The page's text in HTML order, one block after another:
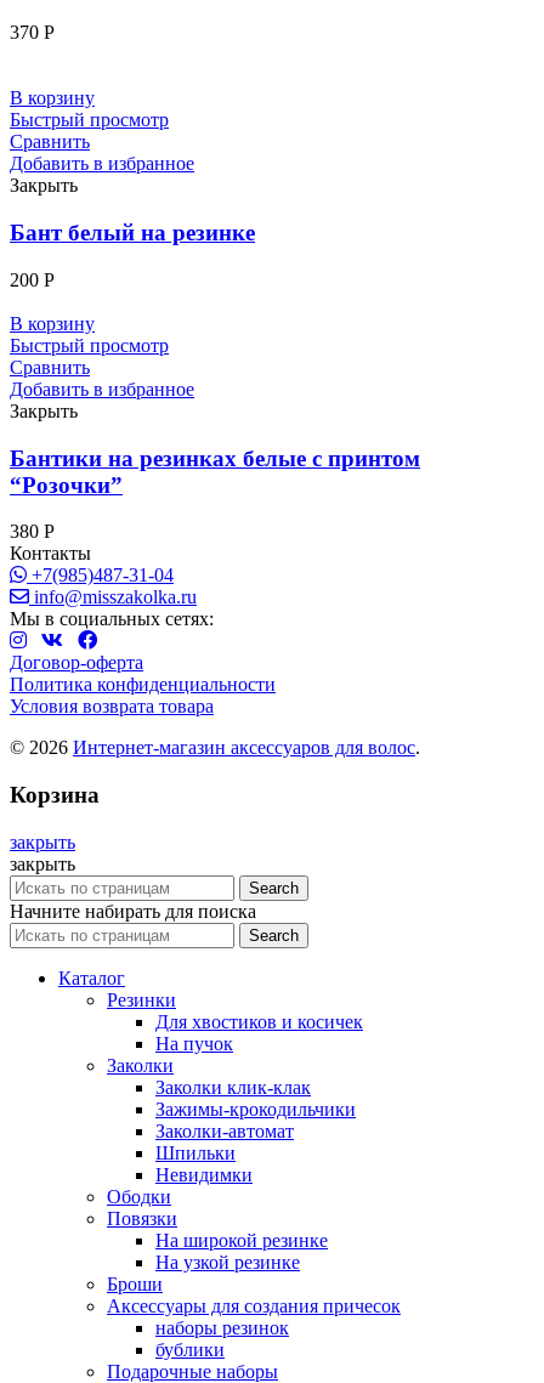
370 Р
В корзину
Быстрый просмотр
Сравнить
Добавить в избранное
Закрыть
Бант белый на резинке
200 Р
В корзину
Быстрый просмотр
Сравнить
Добавить в избранное
Закрыть
Бантики на резинках белые с принтом
“Розочки”
380 Р
Контакты
+7(985)487-31-04
info@misszakolka.ru
Мы в социальных сетях:
Договор-оферта
Политика конфиденциальности
Условия возврата товара
© 2026 Интернет-магазин аксессуаров для волос.
Корзина
закрыть
закрыть
Search
Начните набирать для поиска
Search
Каталог
Резинки
Для хвостиков и косичек
На пучок
Заколки
Заколки клик-клак
Зажимы-крокодильчики
Заколки-автомат
Шпильки
Невидимки
Ободки
Повязки
На широкой резинке
На узкой резинке
Броши
Аксессуары для создания причесок
наборы резинок
бублики
Подарочные наборы